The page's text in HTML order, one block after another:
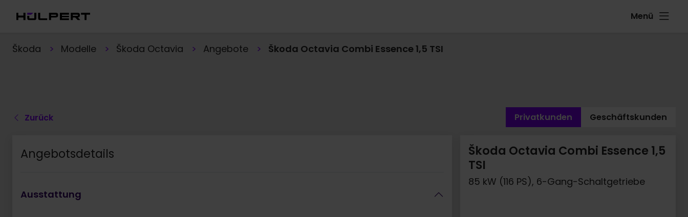
Menü
Škoda Modelle Škoda Octavia Angebote Škoda Octavia Combi Essence 1,5 TSI
Zurück Privatkunden Geschäftskunden
Škoda Octavia Combi Essence 1,5
TSI
85 kW (116 PS), 6-Gang-Schaltgetriebe
Angebotsdetails
Ausstattung